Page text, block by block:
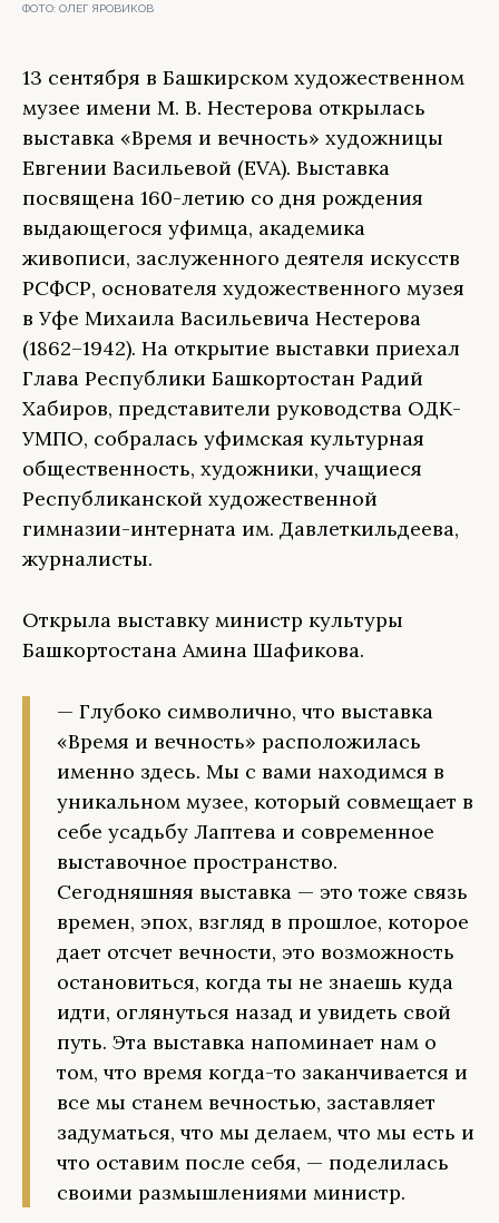
ФОТО: ОЛЕГ ЯРОВИКОВ
13 сентября в Башкирском художественном
музее имени М. В. Нестерова открылась
выставка «Время и вечность» художницы
Евгении Васильевой (EVA). Выставка
посвящена 160-летию со дня рождения
выдающегося уфимца, академика
живописи, заслуженного деятеля искусств
РСФСР, основателя художественного музея
в Уфе Михаила Васильевича Нестерова
(1862–1942). На открытие выставки приехал
Глава Республики Башкортостан Радий
Хабиров, представители руководства ОДК-
УМПО, собралась уфимская культурная
общественность, художники, учащиеся
Республиканской художественной
гимназии-интерната им. Давлеткильдеева,
журналисты.
Открыла выставку министр культуры
Башкортостана Амина Шафикова.
— Глубоко символично, что выставка
«Время и вечность» расположилась
именно здесь. Мы с вами находимся в
уникальном музее, который совмещает в
себе усадьбу Лаптева и современное
выставочное пространство.
Сегодняшняя выставка — это тоже связь
времен, эпох, взгляд в прошлое, которое
дает отсчет вечности, это возможность
остановиться, когда ты не знаешь куда
идти, оглянуться назад и увидеть свой
путь. Эта выставка напоминает нам о
том, что время когда-то заканчивается и
все мы станем вечностью, заставляет
задуматься, что мы делаем, что мы есть и
что оставим после себя, — поделилась
своими размышлениями министр.